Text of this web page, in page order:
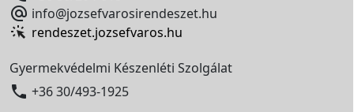
 info@jozsefvarosirendeszet.hu
rendeszet.jozsefvaros.hu
Gyermekvédelmi Készenléti Szolgálat
 +36 30/493-1925